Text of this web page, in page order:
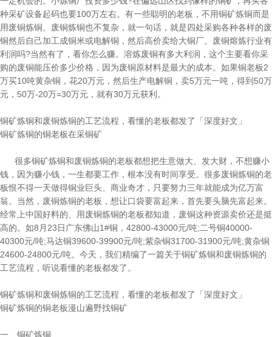
种采矿设备起码也要100万左右。有一些聪明的老板，不用铜矿炼铜而是
用废铜炼铜。废铜炼铜也不复杂，就一句话，就是四处采购各种各样的废
铜然后自己加工成铜米或电解铜，然后高价卖给大铜厂。废铜熔炼行业有
利润吗?当然有了，看你怎么赚。溶炼废铜有多大利润，这个主要看你采
购的废铜能压价多少价格，因为废铜原材料是最大的成本。如果铜老板2
万买10吨黄杂铜，花20万元，然后生产电解铜，卖5万元一吨，得到50万
元，50万-20万=30万元，就有30万元获利。
铜矿炼铜和废铜炼铜的工艺流程，看懂的老板都发了「深度好文」
铜矿炼铜的铜老板在采铜矿
很多铜矿炼铜和废铜炼铜的老板都想把生意做大、发大财，不想赚小
钱，因为赚小钱，一生都要工作，根本没有时间享受。很多废铜炼铜的老
板恨不得一天做得铜业巨头、商业奇才，只要努力三年就能成为亿万富
翁。当然，废铜炼铜的老板，想让口袋要富起来，首先要头脑先富起来。
经常上中国好料的、用废铜炼铜的老板都知道，废铜这种资源卖价还是挺
高的。如8月23日广东佛山1#铜，42800-43000元/吨;二号铜40000-
40300元/吨;马达铜39600-39900元/吨;紫杂铜31700-31900元/吨;黄杂铜
24600-24800元/吨。今天，我们精编了一篇关于铜矿炼铜和废铜炼铜的
工艺流程，听说看懂的老板都发了。
铜矿炼铜和废铜炼铜的工艺流程，看懂的老板都发了「深度好文」
铜矿炼铜的铜老板漫山遍野找铜矿
一、铜矿炼铜